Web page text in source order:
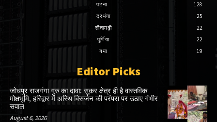
पटना
128
दरभंगा
25
सीतामढ़ी
22
पूर्णिया
22
गया
19
Editor Picks
जोधपुर राजगंगा गुरु का दावा: सूकर क्षेत्र ही है वास्तविक
मोक्षभूमि, हरिद्वार में अस्थि विसर्जन की परंपरा पर उठाए गंभीर
सवाल
August 6, 2026